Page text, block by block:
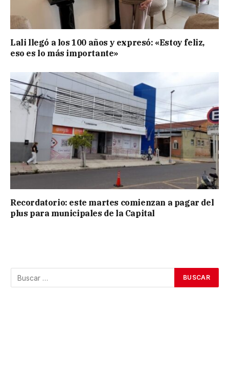
Lali llegó a los 100 años y expresó: «Estoy feliz,
eso es lo más importante»
Recordatorio: este martes comienzan a pagar del
plus para municipales de la Capital